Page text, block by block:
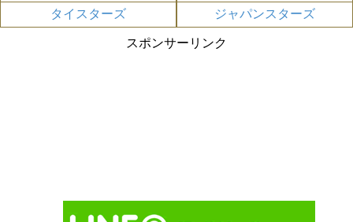
タイスターズ
ジャパンスターズ
スポンサーリンク